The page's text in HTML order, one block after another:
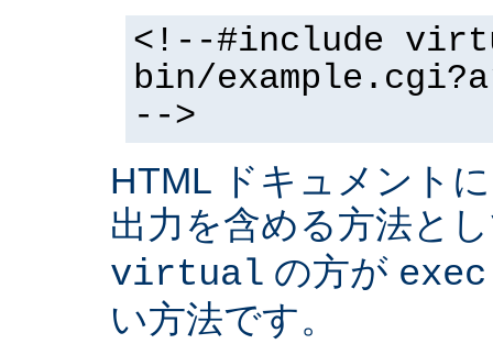
<!--#include
bin/
-->
HTML ドキュメント
出力を含める方法と
virtual の方が
い方法です。